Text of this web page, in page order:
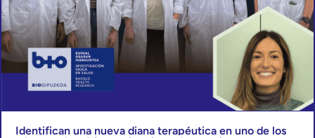
Identifican una nueva diana terapéutica en uno de los